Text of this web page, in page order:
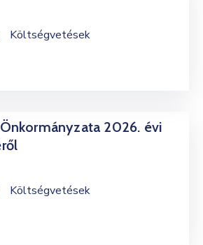
Költségvetések
2026. évi
Költségvetések